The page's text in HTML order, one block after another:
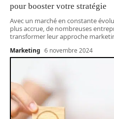
pour booster votre stratégie
Avec un marché en constante
plus accrue, de nombreuses
transformer leur approche
Marketing 6 novembre 2024